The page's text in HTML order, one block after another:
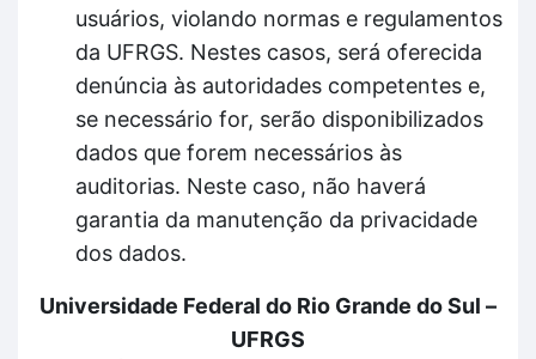
usuários, violando normas e regulamentos
da UFRGS. Nestes casos, será oferecida
denúncia às autoridades competentes e,
se necessário for, serão disponibilizados
dados que forem necessários às
auditorias. Neste caso, não haverá
garantia da manutenção da privacidade
dos dados.
Universidade Federal do Rio Grande do Sul –
UFRGS